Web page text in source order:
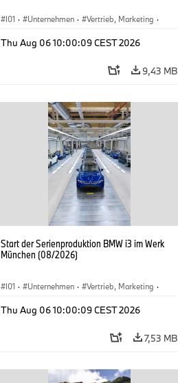
I01 · Unternehmen · Vertrieb, Marketing ·
Thu Aug 06 10:00:09 CEST 2026
9,43 MB
Start der Serienproduktion BMW i3 im Werk
München (08/2026)
I01 · Unternehmen · Vertrieb, Marketing ·
Thu Aug 06 10:00:09 CEST 2026
7,53 MB